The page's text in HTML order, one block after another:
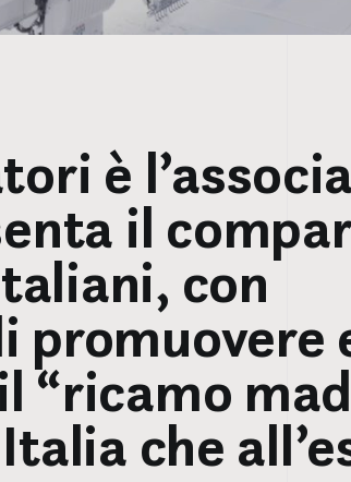
è
il
con
promuovere
“ricamo
che